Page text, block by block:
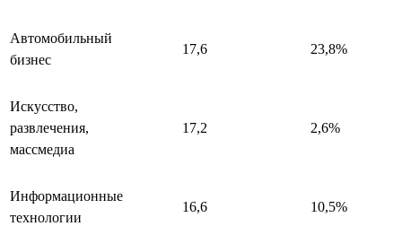
Автомобильный
бизнес
17,6 23,8%
Искусство,
развлечения,
массмедиа
17,2 2,6%
Информационные
технологии
16,6 10,5%